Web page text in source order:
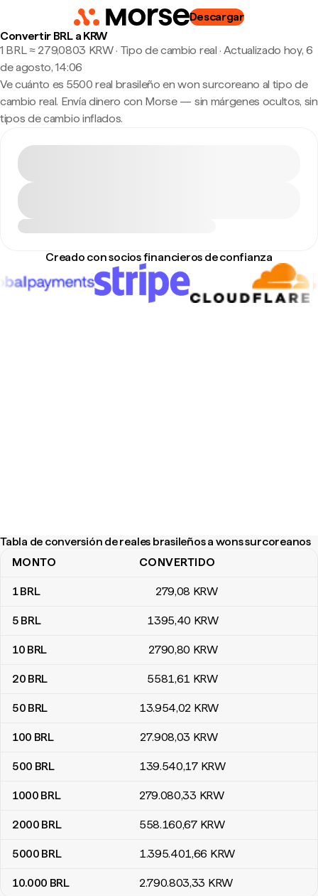
Descargar
Convertir BRL a KRW
1 BRL ≈ 279,0803 KRW · Tipo de cambio real · Actualizado hoy, 6
de agosto, 14:06
Ve cuánto es 5500 real brasileño en won surcoreano al tipo de
cambio real. Envía dinero con Morse — sin márgenes ocultos, sin
tipos de cambio inflados.
Creado con socios financieros de confianza
Tabla de conversión de reales brasileños a wons surcoreanos
Tabla de conversión de reales brasileños a wons surcoreanos
MONTO CONVERTIDO
1BRL 279,08 KRW
5 BRL 1395,40 KRW
10 BRL 2790,80 KRW
20 BRL 5581,61 KRW
50 BRL 13.954,02 KRW
100 BRL 27.908,03 KRW
500 BRL 139.540,17 KRW
1000 BRL 279.080,33 KRW
2000 BRL 558.160,67 KRW
5000 BRL 1.395.401,66 KRW
10.000 BRL 2.790.803,33 KRW